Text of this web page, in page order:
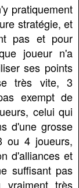
pratiquement
stratégie, et
pas et pour
joueur n'a
ses points
très vite, 3
exempt de
celui qui
d'une grosse
ou 4 joueurs,
d'alliances et
suffisant pas
très